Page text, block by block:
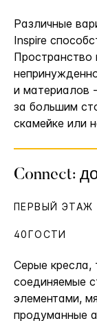
Различные
Inspire
Пространство
и материалов
за большим
скамейке или
Connect:
Серые кресла,
соединяемые
элементами,
продуманные
ПЕРВЫЙ ЭТАЖ
40ГОСТИ